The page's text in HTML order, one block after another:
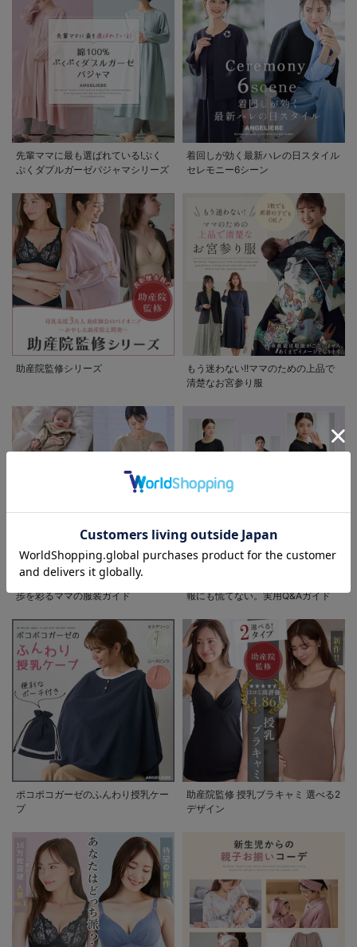
お気に入り商品を確認する
先輩ママに最も選ばれている!ぷく
ぷくダブルガーゼパジャマシリーズ
着回しが効く最新ハレの日スタイル
セレモニー6シーン
助産院監修シリーズ
もう迷わない!!ママのための上品で
清楚なお宮参り服
退院着特集 赤ちゃんとの新しい一
歩を彩るママの服装ガイド
報にも慌てない。実用Q&Aガイド
ポコポコガーゼのふんわり授乳ケー
プ
助産院監修 授乳ブラキャミ 選べる2
デザイン